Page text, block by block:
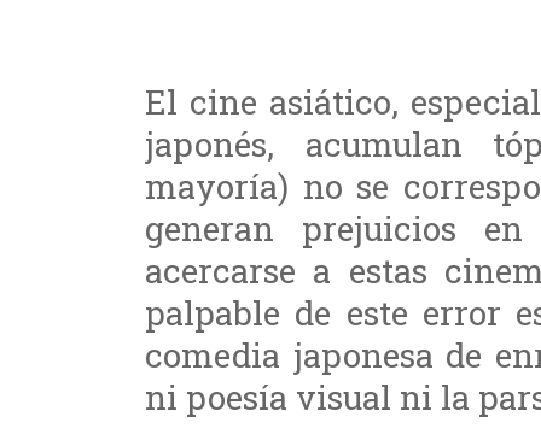
El cine asiático,
japonés, acumulan
mayoría) no se
generan prejuicios
acercarse a estas
palpable de este error
comedia japonesa de
ni poesía visual ni la